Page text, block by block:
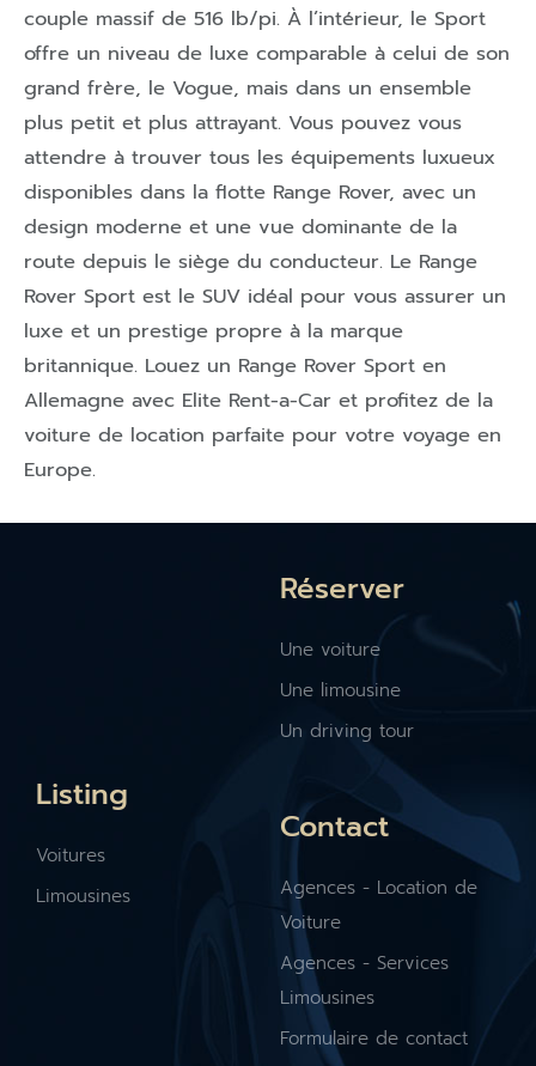
couple massif de 516 lb/pi. À l’intérieur, le Sport
offre un niveau de luxe comparable à celui de son
grand frère, le Vogue, mais dans un ensemble
plus petit et plus attrayant. Vous pouvez vous
attendre à trouver tous les équipements luxueux
disponibles dans la flotte Range Rover, avec un
design moderne et une vue dominante de la
route depuis le siège du conducteur. Le Range
Rover Sport est le SUV idéal pour vous assurer un
luxe et un prestige propre à la marque
britannique. Louez un Range Rover Sport en
Allemagne avec Elite Rent-a-Car et profitez de la
voiture de location parfaite pour votre voyage en
Europe.
Réserver
Une voiture
Une limousine
Un driving tour
Listing
Voitures
Limousines
Contact
Agences - Location de
Voiture
Agences - Services
Limousines
Formulaire de contact